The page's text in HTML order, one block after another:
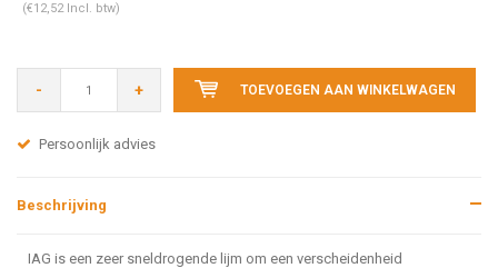
(€12,52 Incl. btw)
- + TOEVOEGEN AAN WINKELWAGEN
Persoonlijk advies
Beschrijving
IAG is een zeer sneldrogende lijm om een verscheidenheid